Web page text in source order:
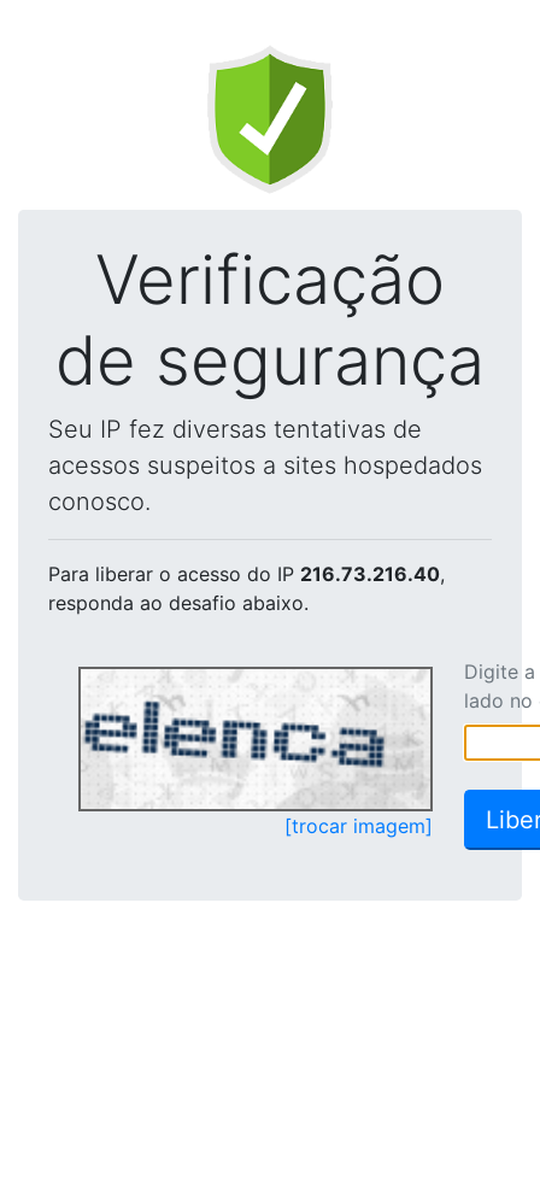
Verificação
de segurança
Seu IP fez diversas tentativas de
acessos suspeitos a sites hospedados
conosco.
Para liberar o acesso do IP 216.73.216.40,
responda ao desafio abaixo.
[trocar imagem]
Digite
lado no